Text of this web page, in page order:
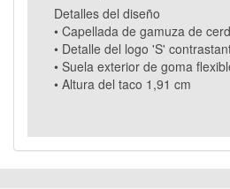
Detalles del diseño
• Capellada de gamuza de
• Detalle del logo 'S'
• Suela exterior de goma
• Altura del taco 1,91 cm